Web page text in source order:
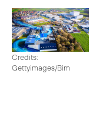
Credits:
Gettyimages/Bim